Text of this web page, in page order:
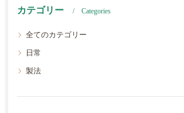
カテゴリー Categories
全てのカテゴリー
日常
製法